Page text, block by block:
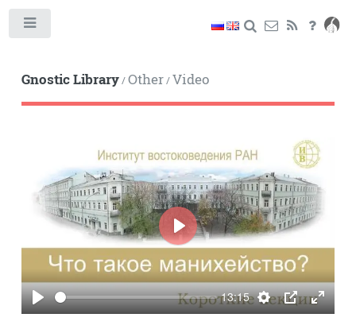
Gnostic Library/Other/Video
PLAY
13:15
SETTINGS
PIP
PLAY